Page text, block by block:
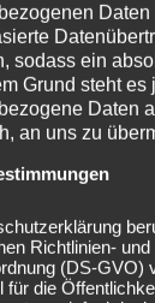
sodass ein
Grund steht es
Daten
an uns zu
Richtlinien-
(DS-GVO)
für die